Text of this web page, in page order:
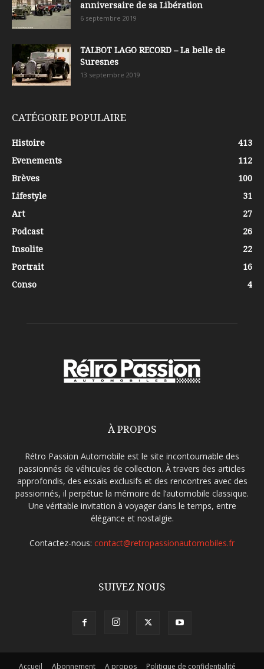
anniversaire de sa Libération
6 septembre 2019
TALBOT LAGO RECORD – La belle de
Suresnes
13 septembre 2019
CATÉGORIE POPULAIRE
Histoire
413
Evenements
112
Brèves
100
Lifestyle
31
Art
27
Podcast
26
Insolite
22
Portrait
16
Conso
4
À PROPOS
Rétro Passion Automobile est le site incontournable des
passionnés de véhicules de collection. À travers des articles
approfondis, des essais exclusifs et des rencontres avec des
passionnés, il perpétue la mémoire de l’automobile classique.
Une véritable invitation à voyager dans le temps, entre
élégance et nostalgie.
Contactez-nous: contact@retropassionautomobiles.fr
SUIVEZ NOUS
Accueil Abonnement A propos Politique de confidentialité